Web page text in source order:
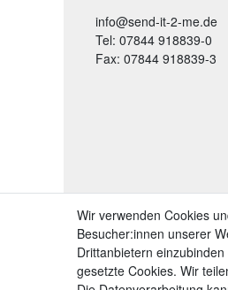
info@send-it-2-me.de
Tel: 07844 918839-0
Fax: 07844 918839-3
Wir verwenden Cookies
Besucher:innen unserer
Drittanbietern
gesetzte Cookies. Wir